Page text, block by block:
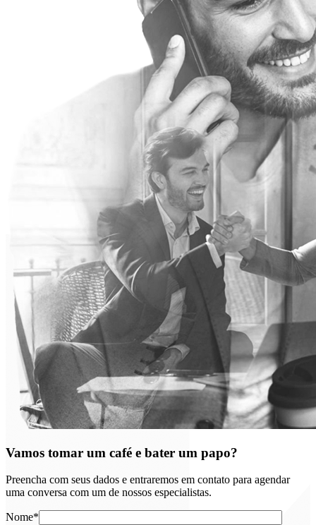
Vamos tomar um café e bater um papo?
Preencha com seus dados e entraremos em contato para agendar
uma conversa com um de nossos especialistas.
Nome*